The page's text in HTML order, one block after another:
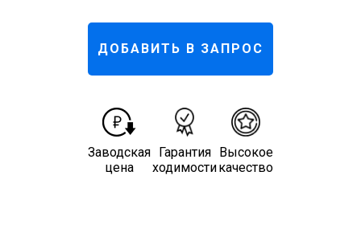
ДОБАВИТЬ В ЗАПРОС
Заводская
цена
Гарантия
ходимости
Высокое
качество